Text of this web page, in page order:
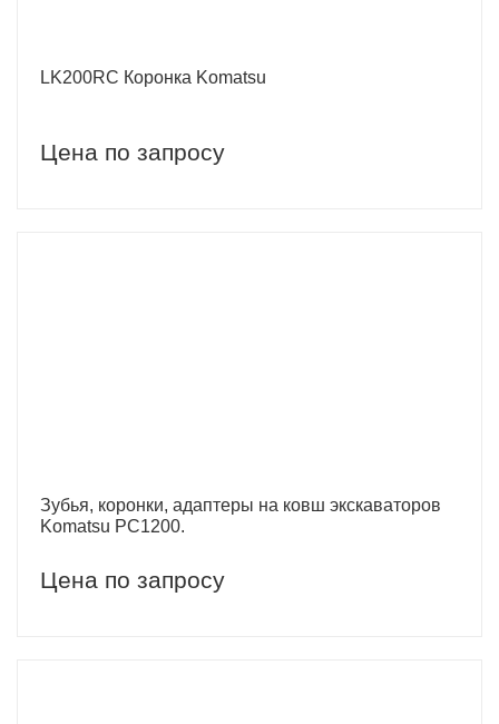
LK200RC Коронка Komatsu
Цена по запросу
Зубья, коронки, адаптеры на ковш экскаваторов
Komatsu PC1200.
Цена по запросу